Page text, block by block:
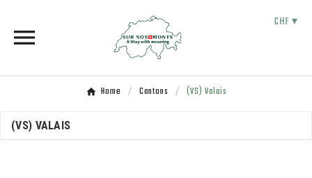
CHF ▾

Home Cantons (VS) Valais
(VS) VALAIS